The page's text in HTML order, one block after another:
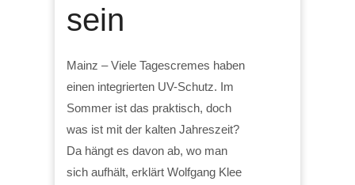
sein
Mainz – Viele Tagescremes haben
einen integrierten UV-Schutz. Im
Sommer ist das praktisch, doch
was ist mit der kalten Jahreszeit?
Da hängt es davon ab, wo man
sich aufhält, erklärt Wolfgang Klee